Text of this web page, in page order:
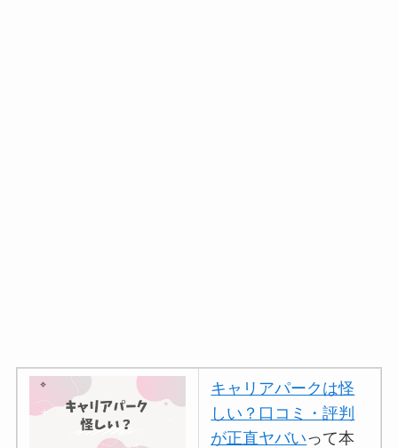
キャリアパークは怪
しい？口コミ・評判
が正直ヤバいって本